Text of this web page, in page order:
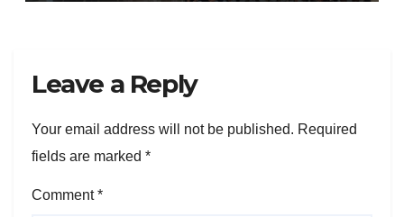
Leave a Reply
Your email address will not be published. Required
fields are marked *
Comment*